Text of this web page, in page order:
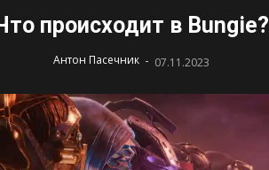
происходит в Bungie?
Антон Пасечник - 07.11.2023